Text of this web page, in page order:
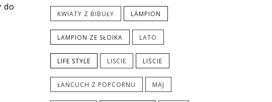
do
KWIATY Z BIBUŁY LAMPION
LAMPION ZE SŁOIKA LATO
LIFE STYLE LISCIE LIŚCIE
ŁAŃCUCH Z POPCORNU MAJ